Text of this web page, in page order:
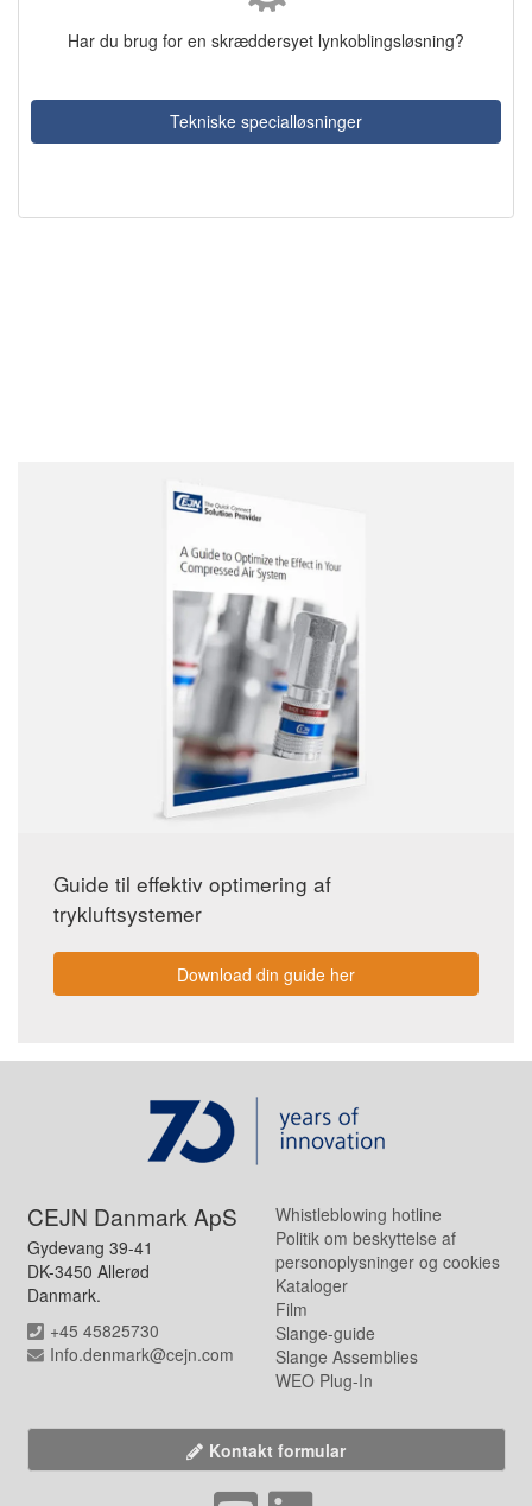
Har du brug for en skræddersyet lynkoblingsløsning?
Tekniske specialløsninger
Guide til effektiv optimering af
trykluftsystemer
Download din guide her
CEJN Danmark ApS
Gydevang 39-41
DK-3450 Allerød
Danmark.
+45 45825730
Info.denmark@cejn.com
Whistleblowing hotline
Politik om beskyttelse af
personoplysninger og cookies
Kataloger
Film
Slange-guide
Slange Assemblies
WEO Plug-In
Kontakt formular